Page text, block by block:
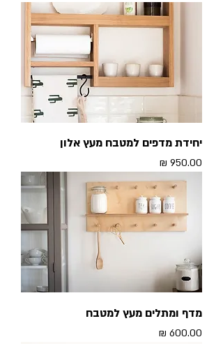
יחידת מדפים למטבח מעץ אלון
מחיר
מדף ומתלים מעץ למטבח
מחיר